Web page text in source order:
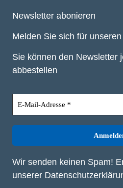
Newsletter abonieren
Melden Sie sich für
Sie können den Newsletter
abbestellen
Wir senden keinen Spam!
unserer